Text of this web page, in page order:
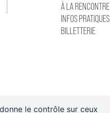
le contrôle sur ceux
À LA RENCONTRE
INFOS PRATIQUES
BILLETTERIE